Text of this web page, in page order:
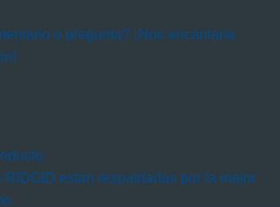
o pregunta? ¡Nos encantaría
RIDGID están respaldadas por la mejor